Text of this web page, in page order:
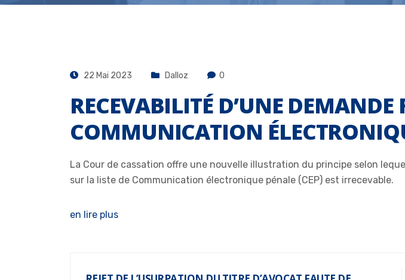
22 Mai 2023 Dalloz 0
RECEVABILITÉ D’UNE DEMANDE
COMMUNICATION
La Cour de cassation offre une nouvelle illustration du principe selon
sur la liste de Communication électronique pénale (CEP) est irrecevable.
en lire plus